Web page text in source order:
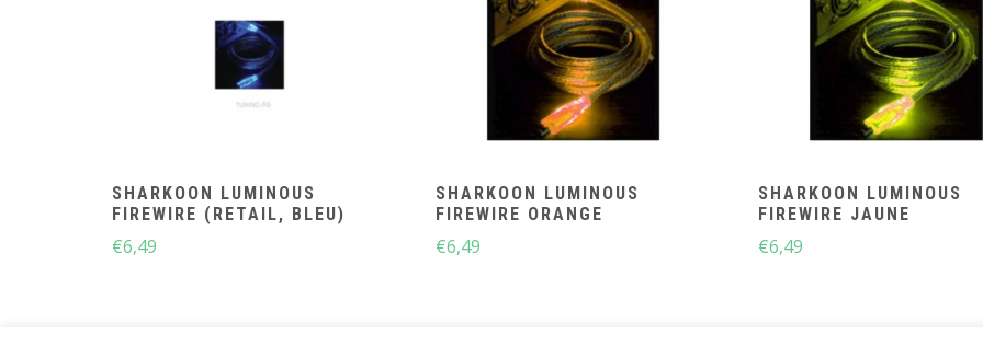
SHARKOON LUMINOUS
FIREWIRE (RETAIL, BLEU)
€6,49
SHARKOON LUMINOUS
FIREWIRE ORANGE
€6,49
SHARKOON LUMINOUS
FIREWIRE JAUNE
€6,49